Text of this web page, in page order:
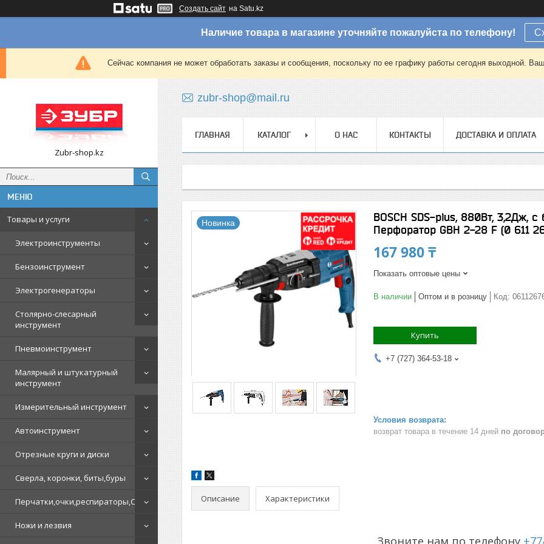
Создать сайт на Satu.kz
Наличие товара в магазине уточняйте пожалуйста по телефону!
Сейчас компания не может обработать заказы и сообщения, поскольку по ее графику работы сегодня выходной.
Zubr-shop.kz
Товары и услуги
Электроинструменты
Бензоинструмент
Электрогенераторы
Столярно-слесарный
инструмент
Пневмоинструмент
Малярный и штукатурный
инструмент
Измерительный инструмент
Автоинструмент
Отрезные круги и диски
Сверла, коронки, биты,буры
Перчатки,очки,респираторы,СИЗ
Ножи и лезвия
zubr-shop@mail.ru
ГЛАВНАЯ КАТАЛОГ О НАС КОНТАКТЫ ДОСТАВКА И ОПЛАТА
Новинка
BOSCH SDS-plus, 880Вт,
Перфоратор GBH 2-28 F (0 611
167 980 ₸
Показать оптовые цены
В наличии Оптом и в розницу Код:
Купить
+7 (727) 364-53-18
возврат товара в течение 14 дней по
Описание Характеристики
Звоните нам по телефону